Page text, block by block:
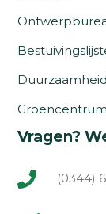
Duurzaamheid
Groencentrum
Vragen?
(0344)